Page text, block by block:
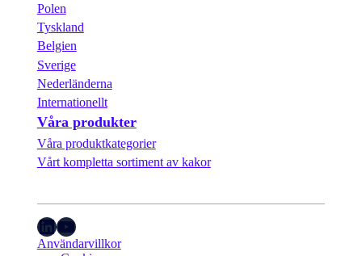
Polen
Tyskland
Belgien
Sverige
Nederländerna
Internationellt
Våra produkter
Våra produktkategorier
Vårt kompletta sortiment av kakor
LinkedIn YouTube
Användarvillkor